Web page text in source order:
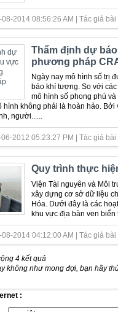
2014 08:56:26 AM | Tác giả
Thẩm định dự
phương pháp
Ngày nay mô hình số trị
báo khí tượng. So với
mô hình số phong phú
hình không phải là hoàn hảo.
người......
2012 05:23:27 PM | Tác giả
Quy trình thực
Viện Tài nguyên và Môi
xây dựng cơ sở dữ liệu
Hóa. Dưới đây là các
khu vực địa bàn ven biển
2014 04:12:00 AM | Tác giả
4 kết quả
không như mong đợi, bạn hãy
: